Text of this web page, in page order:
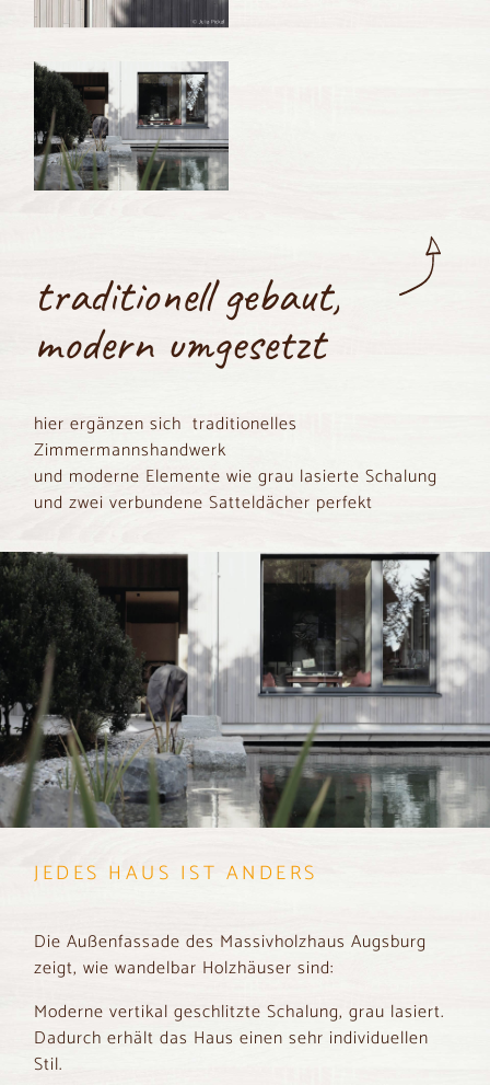
traditionell gebaut,
modern umgesetzt
hier ergänzen sich traditionelles
Zimmermannshandwerk
und moderne Elemente wie grau lasierte Schalung
und zwei verbundene Satteldächer perfekt
JEDES HAUS IST ANDERS
Die Außenfassade des Massivholzhaus Augsburg
zeigt, wie wandelbar Holzhäuser sind:
Moderne vertikal geschlitzte Schalung, grau lasiert.
Dadurch erhält das Haus einen sehr individuellen
Stil.